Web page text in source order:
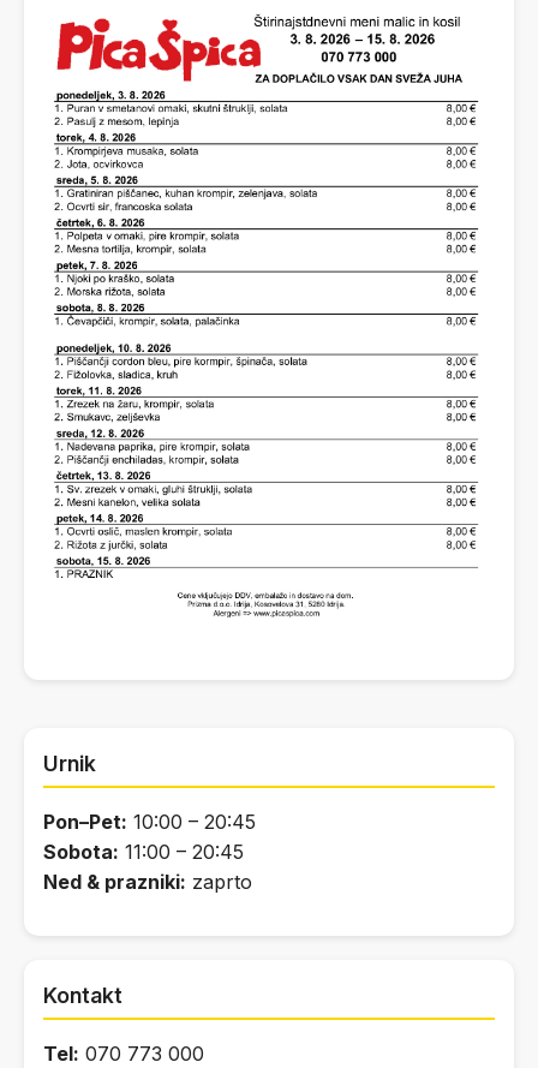
Urnik
Pon–Pet: 10:00 – 20:45
Sobota: 11:00 – 20:45
Ned & prazniki: zaprto
Kontakt
Tel: 070 773 000